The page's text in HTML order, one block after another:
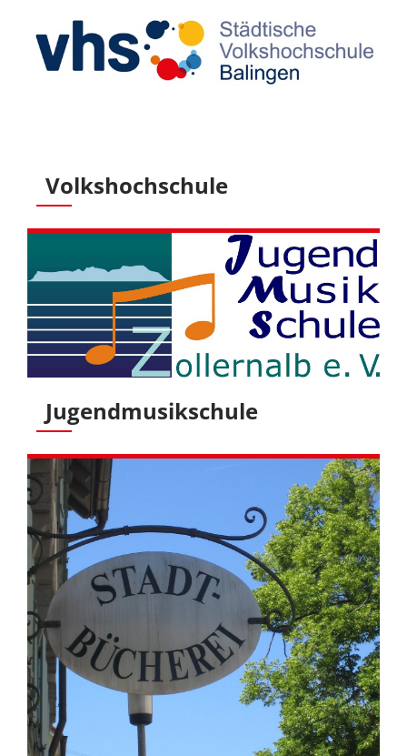
Volkshochschule
Jugendmusikschule